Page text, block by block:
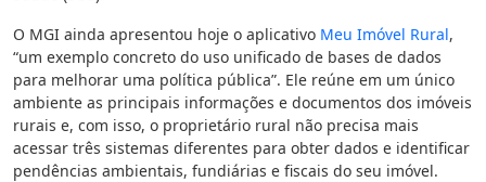
O MGI ainda apresentou hoje o aplicativo Meu Imóvel Rural,
“um exemplo concreto do uso unificado de bases de dados
para melhorar uma política pública”. Ele reúne em um único
ambiente as principais informações e documentos dos imóveis
rurais e, com isso, o proprietário rural não precisa mais
acessar três sistemas diferentes para obter dados e identificar
pendências ambientais, fundiárias e fiscais do seu imóvel.